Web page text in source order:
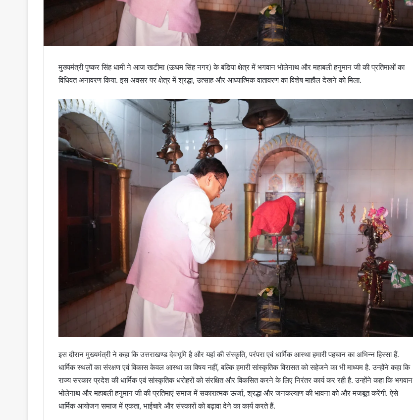
मुख्यमंत्री पुष्कर सिंह धामी ने आज खटीमा (ऊधम सिंह नगर) के बंडिया क्षेत्र में भगवान भोलेनाथ और महाबली हनुमान जी की प्रतिमाओं का
विधिवत अनावरण किया. इस अवसर पर क्षेत्र में श्रद्धा, उत्साह और आध्यात्मिक वातावरण का विशेष माहौल देखने को मिला.
इस दौरान मुख्यमंत्री ने कहा कि उत्तराखण्ड देवभूमि है और यहां की संस्कृति, परंपरा एवं धार्मिक आस्था हमारी पहचान का अभिन्न हिस्सा हैं.
धार्मिक स्थलों का संरक्षण एवं विकास केवल आस्था का विषय नहीं, बल्कि हमारी सांस्कृतिक विरासत को सहेजने का भी माध्यम है. उन्होंने कहा कि
राज्य सरकार प्रदेश की धार्मिक एवं सांस्कृतिक धरोहरों को संरक्षित और विकसित करने के लिए निरंतर कार्य कर रही है. उन्होंने कहा कि भगवान
भोलेनाथ और महाबली हनुमान जी की प्रतिमाएं समाज में सकारात्मक ऊर्जा, श्रद्धा और जनकल्याण की भावना को और मजबूत करेंगी. ऐसे
धार्मिक आयोजन समाज में एकता, भाईचारे और संस्कारों को बढ़ावा देने का कार्य करते हैं.